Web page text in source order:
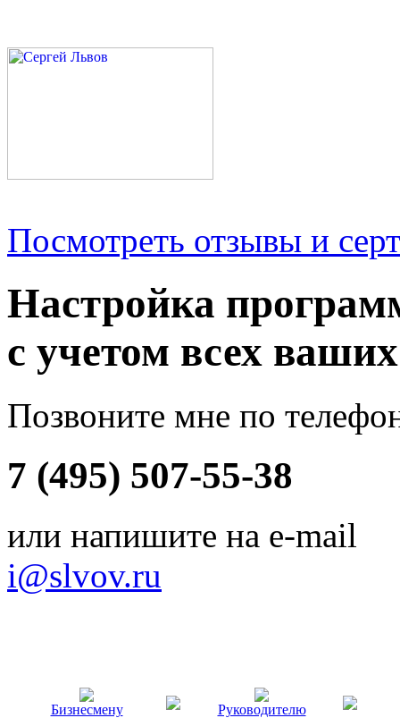
Посмотреть отзывы и
Настройка
с учетом всех
Позвоните мне по
7 (495) 507-55-38
или напишите на e-mail
i@slvov.ru
Бизнесмену Руководителю